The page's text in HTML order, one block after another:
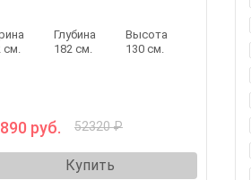
см.
Глубина
182 см.
Высота
130 см.
руб. 52320 ₽
Купить